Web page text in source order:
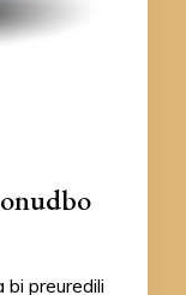
preuredili